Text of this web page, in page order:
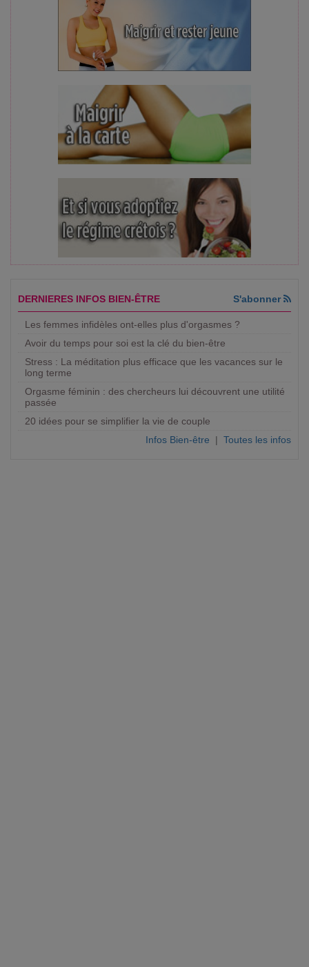
DERNIERES INFOS BIEN-ÊTRE S'abonner
Les femmes infidèles ont-elles plus d'orgasmes ?
Avoir du temps pour soi est la clé du bien-être
Stress : La méditation plus efficace que les vacances sur le
long terme
Orgasme féminin : des chercheurs lui découvrent une utilité
passée
20 idées pour se simplifier la vie de couple
Infos Bien-être | Toutes les infos